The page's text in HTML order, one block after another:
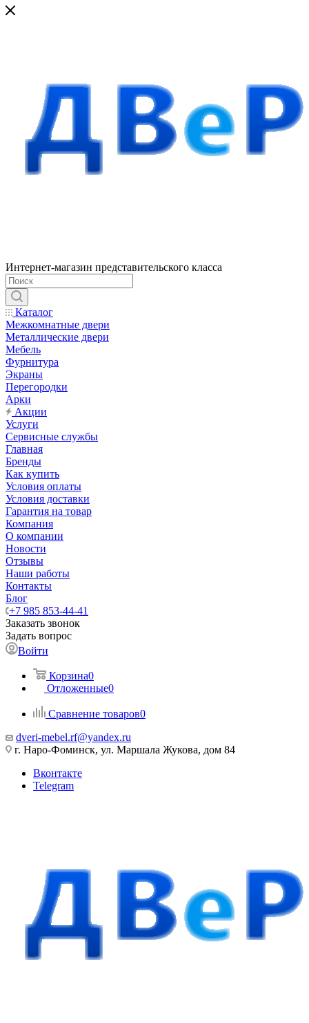
Интернет-магазин представительского класса
Каталог
Межкомнатные двери
Металлические двери
Мебель
Фурнитура
Экраны
Перегородки
Арки
Акции
Услуги
Сервисные службы
Главная
Бренды
Как купить
Условия оплаты
Условия доставки
Гарантия на товар
Компания
О компании
Новости
Отзывы
Наши работы
Контакты
Блог
+7 985 853-44-41
Заказать звонок
Задать вопрос
Войти
Корзина0
Отложенные0
Сравнение товаров0
dveri-mebel.rf@yandex.ru
г. Наро-Фоминск, ул. Маршала Жукова, дом 84
Вконтакте
Telegram